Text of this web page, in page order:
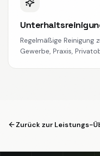
Regelmäßige Reinigung
Gewerbe, Praxis,
Zurück zur Leistungs-